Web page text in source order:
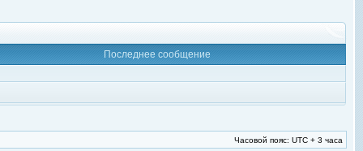
Последнее сообщение
Часовой пояс: UTC + 3 часа